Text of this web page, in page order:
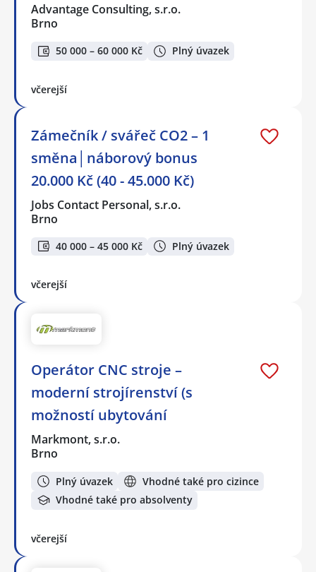
Advantage Consulting, s.r.o.
Brno
50 000 – 60 000 Kč Plný úvazek
včerejší
Zámečník / svářeč CO2 – 1
směna│náborový bonus
20.000 Kč (40 - 45.000 Kč)
Jobs Contact Personal, s.r.o.
Brno
40 000 – 45 000 Kč Plný úvazek
včerejší
Operátor CNC stroje –
moderní strojírenství (s
možností ubytování
Markmont, s.r.o.
Brno
Plný úvazek
Vhodné také pro cizince
Vhodné také pro absolventy
včerejší